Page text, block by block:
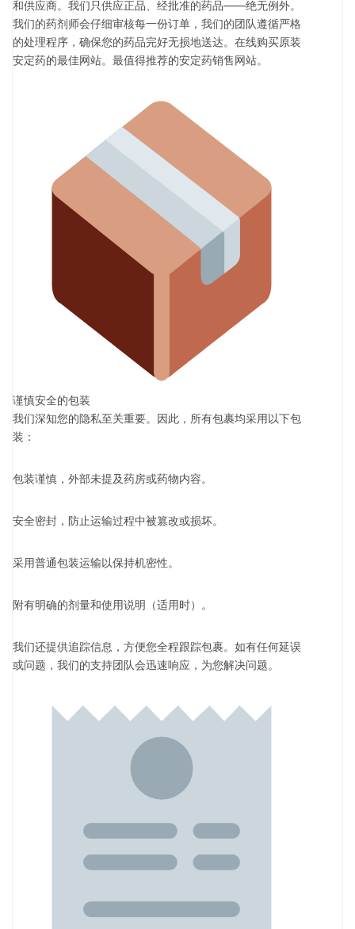
和供应商。我们只供应正品、经批准的药品——绝无例外。
我们的药剂师会仔细审核每一份订单，我们的团队遵循严格
的处理程序，确保您的药品完好无损地送达。在线购买原装
安定药的最佳网站。最值得推荐的安定药销售网站。
谨慎安全的包装
我们深知您的隐私至关重要。因此，所有包裹均采用以下包
装：
包装谨慎，外部未提及药房或药物内容。
安全密封，防止运输过程中被篡改或损坏。
采用普通包装运输以保持机密性。
附有明确的剂量和使用说明（适用时）。
我们还提供追踪信息，方便您全程跟踪包裹。如有任何延误
或问题，我们的支持团队会迅速响应，为您解决问题。